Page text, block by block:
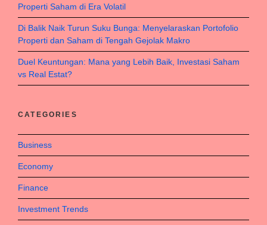
Properti Saham di Era Volatil
Di Balik Naik Turun Suku Bunga: Menyelaraskan Portofolio
Properti dan Saham di Tengah Gejolak Makro
Duel Keuntungan: Mana yang Lebih Baik, Investasi Saham
vs Real Estat?
CATEGORIES
Business
Economy
Finance
Investment Trends